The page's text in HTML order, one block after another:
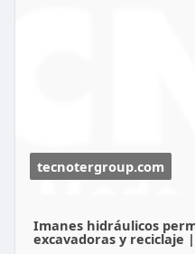
lang=es
tecnotergroup.com
Imanes hidráulicos
excavadoras y reciclaje